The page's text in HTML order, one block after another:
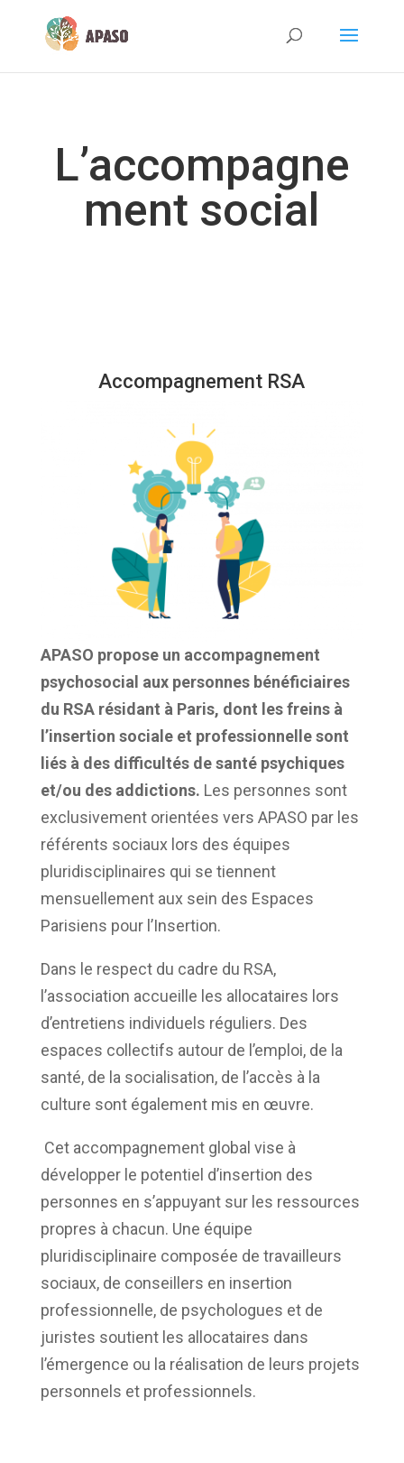
L’accompagne
ment social
Accompagnement RSA
APASO propose un accompagnement
psychosocial aux personnes bénéficiaires
du RSA résidant à Paris, dont les freins à
l’insertion sociale et professionnelle sont
liés à des difficultés de santé psychiques
et/ou des addictions. Les personnes sont
exclusivement orientées vers APASO par les
référents sociaux lors des équipes
pluridisciplinaires qui se tiennent
mensuellement aux sein des Espaces
Parisiens pour l’Insertion.
Dans le respect du cadre du RSA,
l’association accueille les allocataires lors
d’entretiens individuels réguliers. Des
espaces collectifs autour de l’emploi, de la
santé, de la socialisation, de l’accès à la
culture sont également mis en œuvre.
Cet accompagnement global vise à
développer le potentiel d’insertion des
personnes en s’appuyant sur les ressources
propres à chacun. Une équipe
pluridisciplinaire composée de travailleurs
sociaux, de conseillers en insertion
professionnelle, de psychologues et de
juristes soutient les allocataires dans
l’émergence ou la réalisation de leurs projets
personnels et professionnels.